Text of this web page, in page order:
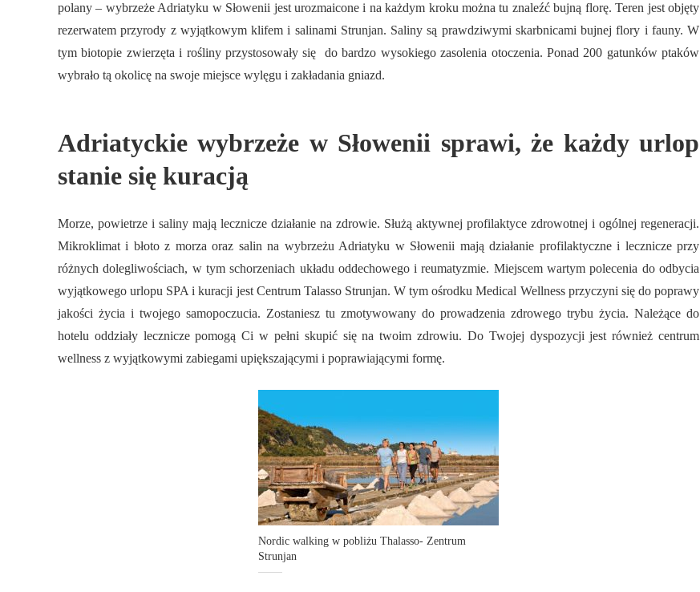
polany – wybrzeże Adriatyku w Słowenii jest urozmaicone i na każdym kroku można tu znaleźć bujną florę. Teren jest objęty
rezerwatem przyrody z wyjątkowym klifem i salinami Strunjan. Saliny są prawdziwymi skarbnicami bujnej flory i fauny. W
tym biotopie zwierzęta i rośliny przystosowały się do bardzo wysokiego zasolenia otoczenia. Ponad 200 gatunków ptaków
wybrało tą okolicę na swoje miejsce wylęgu i zakładania gniazd.
Adriatyckie wybrzeże w Słowenii sprawi, że każdy urlop
stanie się kuracją
Morze, powietrze i saliny mają lecznicze działanie na zdrowie. Służą aktywnej profilaktyce zdrowotnej i ogólnej regeneracji.
Mikroklimat i błoto z morza oraz salin na wybrzeżu Adriatyku w Słowenii mają działanie profilaktyczne i lecznicze przy
różnych dolegliwościach, w tym schorzeniach układu oddechowego i reumatyzmie. Miejscem wartym polecenia do odbycia
wyjątkowego urlopu SPA i kuracji jest Centrum Talasso Strunjan. W tym ośrodku Medical Wellness przyczyni się do poprawy
jakości życia i twojego samopoczucia. Zostaniesz tu zmotywowany do prowadzenia zdrowego trybu życia. Należące do
hotelu oddziały lecznicze pomogą Ci w pełni skupić się na twoim zdrowiu. Do Twojej dyspozycji jest również centrum
wellness z wyjątkowymi zabiegami upiększającymi i poprawiającymi formę.
Nordic walking w pobliżu Thalasso- Zentrum
Strunjan